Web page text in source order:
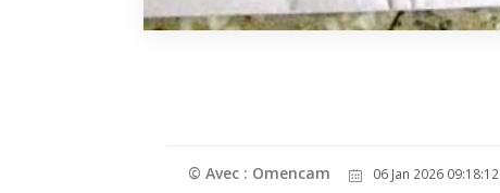
© Avec : Omencam 06 Jan 2026 09:18:12